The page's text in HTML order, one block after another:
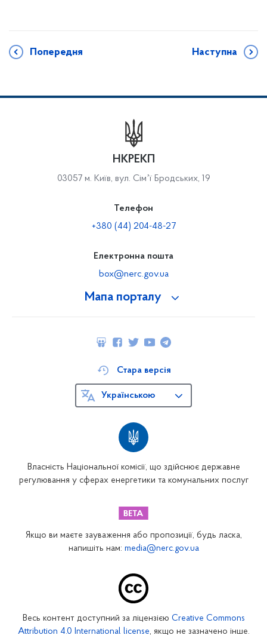
Попередня Наступна
Мапа порталу
НКРЕКП
03057 м. Київ, вул. Сімʼї Бродських, 19
Телефон
+380 (44) 204-48-27
Електронна пошта
box@nerc.gov.ua
Власність Національної комісії, що здійснює державне
регулювання у сферах енергетики та комунальних послуг
Стара версія
Українською
Якщо ви маєте зауваження або пропозиції, будь ласка,
напишіть нам: media@nerc.gov.ua
Весь контент доступний за ліцензією Creative Commons
Attribution 4.0 International license, якщо не зазначено інше.